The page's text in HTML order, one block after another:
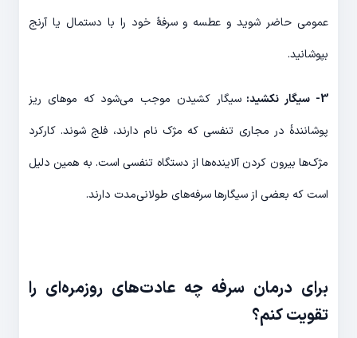
عمومی حاضر شوید و عطسه و سرفۀ خود را با دستمال یا آرنج
بپوشانید.
3- سیگار نکشید:
سیگار کشیدن موجب می‌شود که موهای ریز
پوشانندۀ در مجاری تنفسی که مژک نام دارند، فلج شوند. کارکرد
مژک‌ها بیرون کردن آلاینده‌ها از دستگاه تنفسی است. به همین دلیل
است که بعضی از سیگارها سرفه‌های طولانی‌مدت دارند.
برای درمان سرفه چه عادت‌های روزمر‌ه‌ای را
تقویت کنم؟